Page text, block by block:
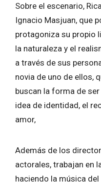
Sobre el escenario,
Ignacio Masjuan, que
protagoniza su propio
la naturaleza y el
a través de sus
novia de uno de ellos,
buscan la forma de
idea de identidad, el
amor,
Además de los
actorales, trabajan en
haciendo la música